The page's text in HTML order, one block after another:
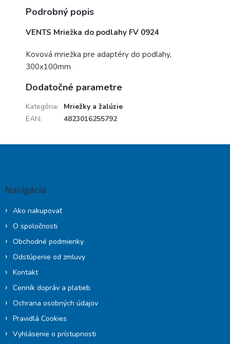
Podrobný popis
VENTS Mriežka do podlahy FV 0924
Kovová mriežka pre adaptéry do podlahy,
300x100mm
Dodatočné parametre
Kategória:
Mriežky a žalúzie
EAN: 4823016255792
Navigácia
Ako nakupovať
O spoločnosti
Obchodné podmienky
Odstúpenie od zmluvy
Kontakt
Cenník dopráv a platieb
Ochrana osobných údajov
Pravidlá Cookies
Vyhlásenie o prístupnosti